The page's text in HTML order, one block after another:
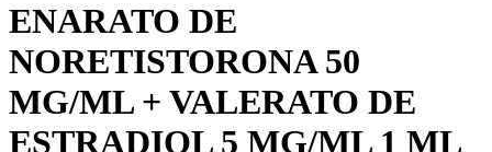
ENARATO DE
NORETISTORONA 50
MG/ML + VALERATO DE
ESTRADIOL 5 MG/ML 1 ML